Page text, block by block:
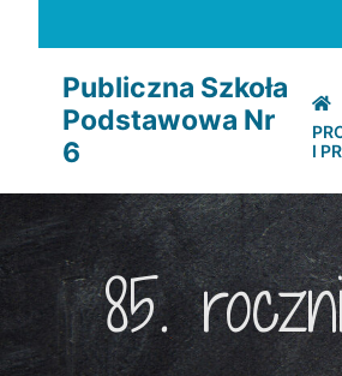
Publiczna Szkoła
Podstawowa Nr
6
I
85.